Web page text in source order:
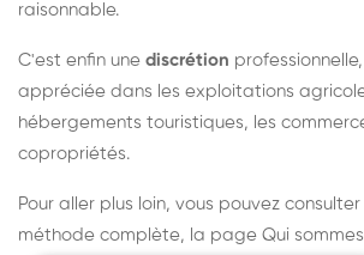
raisonnable.
C'est enfin une discrétion
appréciée dans les exploitations
hébergements touristiques, les
copropriétés.
Pour aller plus loin, vous pouvez
méthode complète, la page Qui